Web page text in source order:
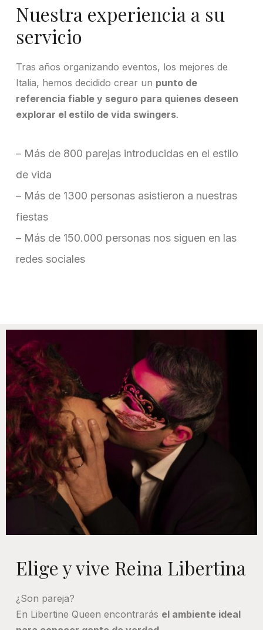
Nuestra experiencia a su
servicio
Tras años organizando eventos, los mejores de
Italia, hemos decidido crear un punto de
referencia fiable y seguro para quienes deseen
explorar el estilo de vida swingers.
– Más de 800 parejas introducidas en el estilo
de vida
– Más de 1300 personas asistieron a nuestras
fiestas
– Más de 150.000 personas nos siguen en las
redes sociales
Elige y vive Reina Libertina
¿Son pareja?
En Libertine Queen encontrarás el ambiente ideal